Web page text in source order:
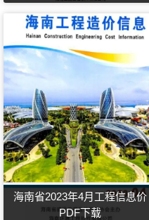
海南省2023年4月工程信息价
PDF下载